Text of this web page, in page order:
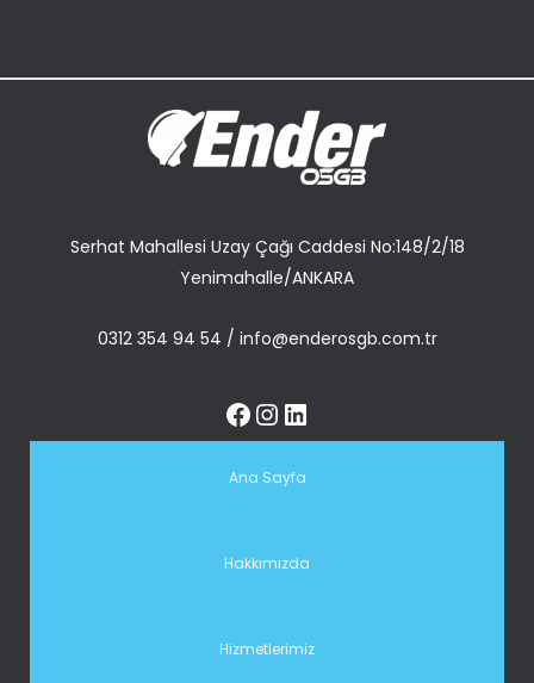
Serhat Mahallesi Uzay Çağı Caddesi No:148/2/18
Yenimahalle/ANKARA
0312 354 94 54 / info@enderosgb.com.tr
Ana Sayfa
Hakkımızda
Hizmetlerimiz